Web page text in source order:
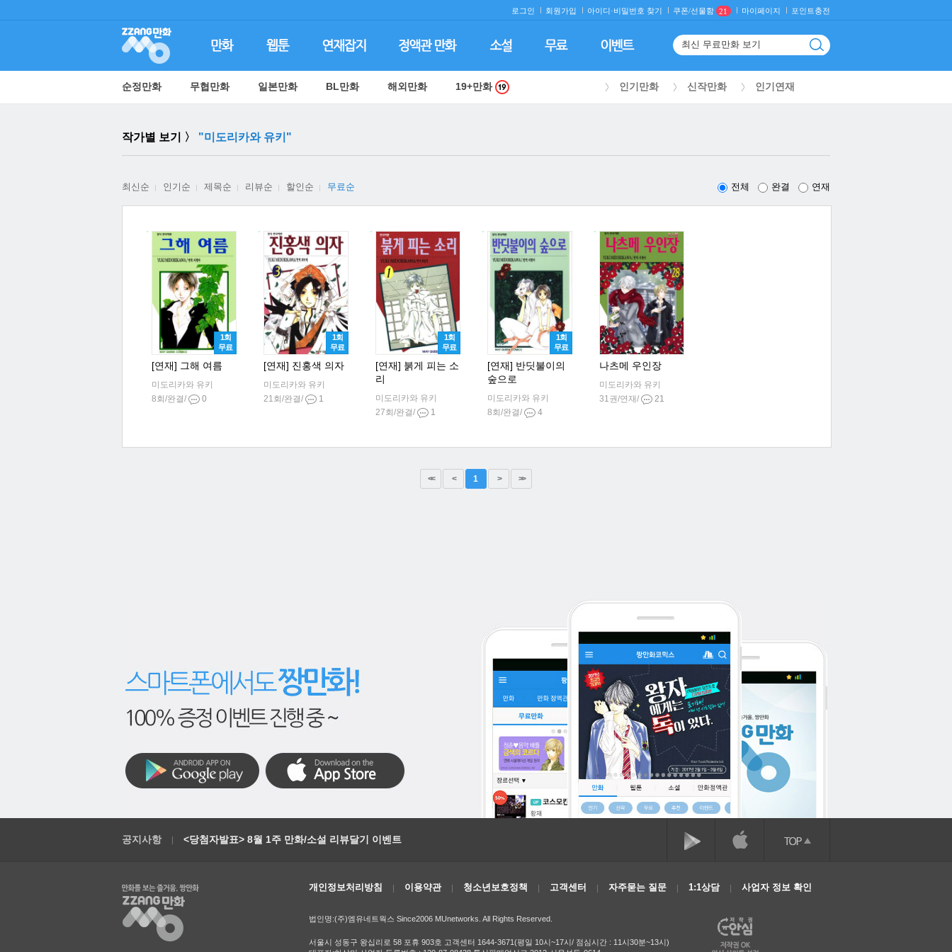
로그인 회원가입 아이디·비밀번호 찾기 쿠폰/선물함 21 마이페이지 포인트충전
순정만화 무협만화 일본만화 BL만화 해외만화 19+만화 인기만화 신작만화 인기연재
작가별 보기 〉 "미도리카와 유키"
최신순 인기순 제목순 리뷰순 할인순 무료순 전체 완결 연재
1회
무료
[연재] 그해 여름
미도리카와 유키
8회/완결/
0
1회
무료
[연재] 진홍색 의자
미도리카와 유키
21회/완결/
1
1회
무료
[연재] 붉게 피는 소
리
미도리카와 유키
27회/완결/
1
1회
무료
[연재] 반딧불이의
숲으로
미도리카와 유키
8회/완결/
4
나츠메 우인장
미도리카와 유키
31권/연재/
21
<< < 1 > >>
공지사항 <당첨자발표> 8월 1주 만화/소설 리뷰달기 이벤트
개인정보처리방침 이용약관 청소년보호정책 고객센터 자주묻는 질문 1:1상담 사업자 정보 확인
법인명:(주)엠유네트웍스 Since2006 MUnetworks. All Rights Reserved.
서울시 성동구 왕십리로 58 포휴 903호 고객센터 1644-3671(평일 10시~17시/ 점심시간 : 11시30분~13시)